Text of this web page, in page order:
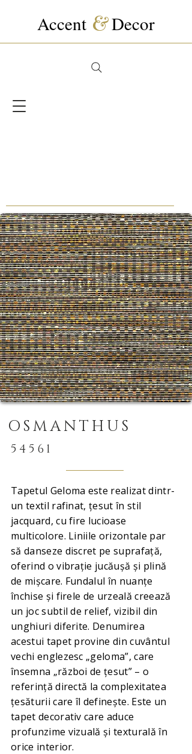
Accent &Decor
OSMANTHUS
54561
Tapetul Geloma este realizat dintr-
un textil rafinat, țesut în stil
jacquard, cu fire lucioase
multicolore. Liniile orizontale par
să danseze discret pe suprafață,
oferind o vibrație jucăușă și plină
de mișcare. Fundalul în nuanțe
închise și firele de urzeală creează
un joc subtil de relief, vizibil din
unghiuri diferite. Denumirea
acestui tapet provine din cuvântul
vechi englezesc „geloma”, care
însemna „război de țesut” – o
referință directă la complexitatea
țesăturii care îl definește. Este un
tapet decorativ care aduce
profunzime vizuală și texturală în
orice interior.